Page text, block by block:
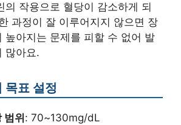
의 작용으로 혈당이 감소하게 되
과정이 잘 이루어지지 않으면 장
높아지는 문제를 피할 수 없어 발
많아요.
목표 설정
범위 : 70~130mg/dL